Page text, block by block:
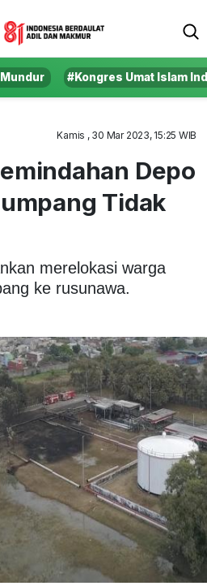
#Kongres Umat Islam
Kamis , 30 Mar 2023, 15:25 WIB
Depo
Tidak
merelokasi warga
ke rusunawa.